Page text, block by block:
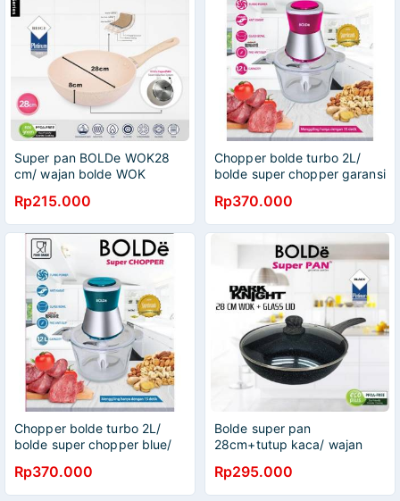
Super pan BOLDe WOK28
cm/ wajan bolde WOK
bolde super pan/ original
Rp215.000
Chopper bolde turbo 2L/
bolde super chopper garansi
daging/ blender chopper
Rp370.000
Chopper bolde turbo 2L/
bolde super chopper blue/
penggiling daging
Rp370.000
Bolde super pan
28cm+tutup kaca/ wajan
pan dark night/ wok pan
bolde 28
Rp295.000